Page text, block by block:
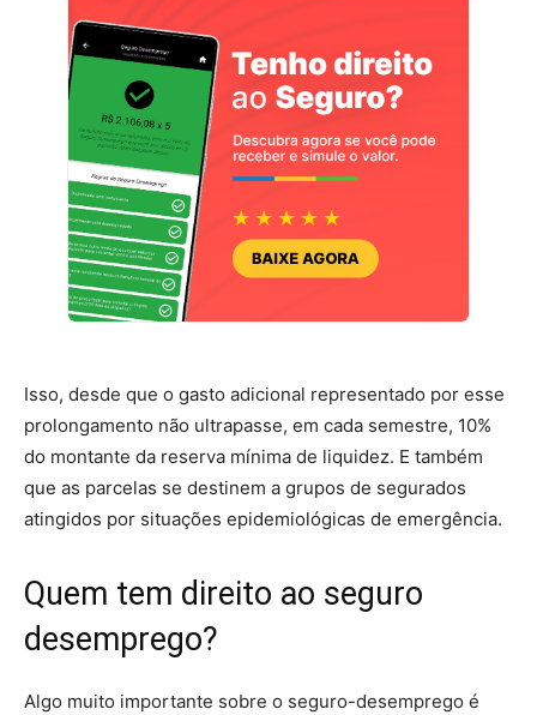
Isso, desde que o gasto adicional representado por esse
prolongamento não ultrapasse, em cada semestre, 10%
do montante da reserva mínima de liquidez. E também
que as parcelas se destinem a grupos de segurados
atingidos por situações epidemiológicas de emergência.
Quem tem direito ao seguro
desemprego?
Algo muito importante sobre o seguro-desemprego é